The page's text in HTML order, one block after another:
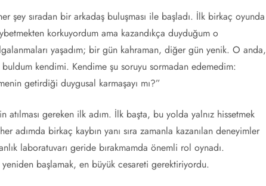
şey sıradan bir arkadaş buluşması ile başladı. İlk birkaç oyunda
korkuyordum ama kazandıkça duyduğum o
yaşadım; bir gün kahraman, diğer gün yenik. O anda,
kendimi. Kendime şu soruyu sormadan edemedim:
getirdiği duygusal karmaşayı mı?”
atılması gereken ilk adım. İlk başta, bu yolda yalnız hissetmek
adımda birkaç kaybın yanı sıra zamanla kazanılan deneyimler
laboratuvarı geride bırakmamda önemli rol oynadı.
başlamak, en büyük cesareti gerektiriyordu.